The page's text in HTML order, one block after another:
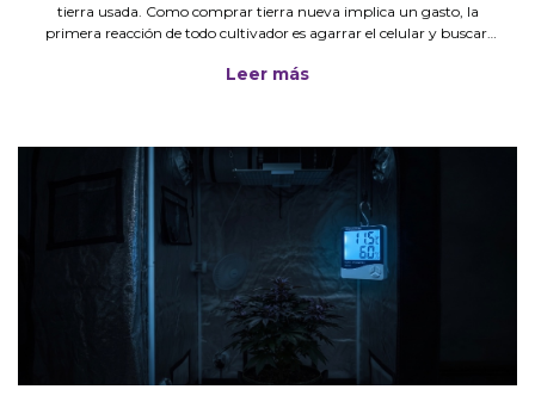
tierra usada. Como comprar tierra nueva implica un gasto, la
primera reacción de todo cultivador es agarrar el celular y buscar:
Leer más